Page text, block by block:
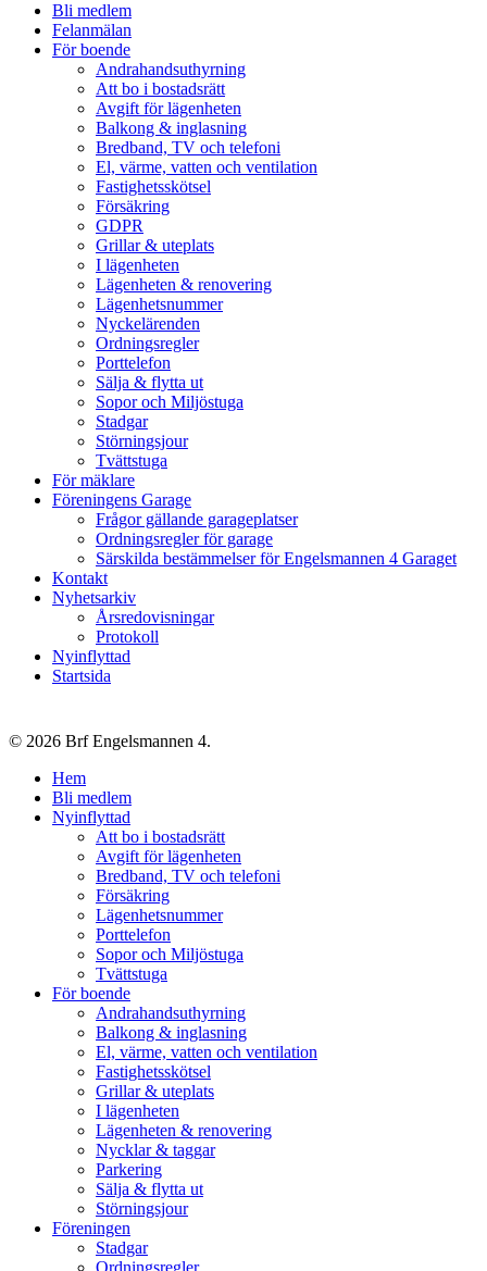
Bli medlem
Felanmälan
För boende
Andrahandsuthyrning
Att bo i bostadsrätt
Avgift för lägenheten
Balkong & inglasning
Bredband, TV och telefoni
El, värme, vatten och ventilation
Fastighetsskötsel
Försäkring
GDPR
Grillar & uteplats
I lägenheten
Lägenheten & renovering
Lägenhetsnummer
Nyckelärenden
Ordningsregler
Porttelefon
Sälja & flytta ut
Sopor och Miljöstuga
Stadgar
Störningsjour
Tvättstuga
För mäklare
Föreningens Garage
Frågor gällande garageplatser
Ordningsregler för garage
Särskilda bestämmelser för Engelsmannen 4 Garaget
Kontakt
Nyhetsarkiv
Årsredovisningar
Protokoll
Nyinflyttad
Startsida
© 2026 Brf Engelsmannen 4.
Close
Menu
Hem
Bli medlem
Nyinflyttad
Att bo i bostadsrätt
Avgift för lägenheten
Bredband, TV och telefoni
Försäkring
Lägenhetsnummer
Porttelefon
Sopor och Miljöstuga
Tvättstuga
För boende
Andrahandsuthyrning
Balkong & inglasning
El, värme, vatten och ventilation
Fastighetsskötsel
Grillar & uteplats
I lägenheten
Lägenheten & renovering
Nycklar & taggar
Parkering
Sälja & flytta ut
Störningsjour
Föreningen
Stadgar